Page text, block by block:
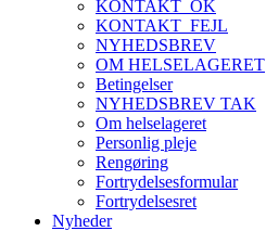
KONTAKT_OK
KONTAKT_FEJL
NYHEDSBREV
OM HELSELAGERET
Betingelser
NYHEDSBREV TAK
Om helselageret
Personlig pleje
Rengøring
Fortrydelsesformular
Fortrydelsesret
Nyheder